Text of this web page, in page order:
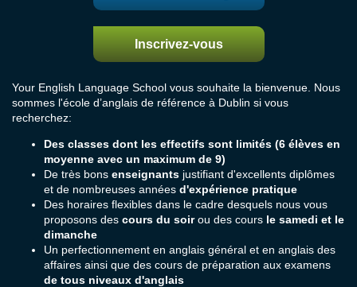
Inscrivez-vous
Your English Language School vous souhaite la bienvenue. Nous
sommes l'école d’anglais de référence à Dublin si vous
recherchez:
Des classes dont les effectifs sont limités (6 élèves en
moyenne avec un maximum de 9)
De très bons enseignants justifiant d'excellents diplômes
et de nombreuses années d'expérience pratique
Des horaires flexibles dans le cadre desquels nous vous
proposons des cours du soirou des cours le samedi et le
dimanche
Un perfectionnement en anglais général et en anglais des
affaires ainsi que des cours de préparation aux examens
de tous niveaux d'anglais